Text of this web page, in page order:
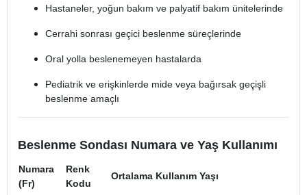
Hastaneler, yoğun bakım ve palyatif bakım ünitelerinde
Cerrahi sonrası geçici beslenme süreçlerinde
Oral yolla beslenemeyen hastalarda
Pediatrik ve erişkinlerde mide veya bağırsak geçişli
beslenme amaçlı
Beslenme Sondası Numara ve Yaş Kullanımı
Numara
(Fr)
Renk
Kodu
Ortalama Kullanım Yaşı